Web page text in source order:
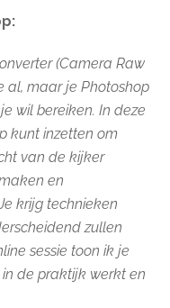
(Camera Raw
al, maar je Photoshop
wil bereiken. In deze
kunt inzetten om
van de kijker
en
krijg technieken
zullen
sessie toon ik je
de praktijk werkt en